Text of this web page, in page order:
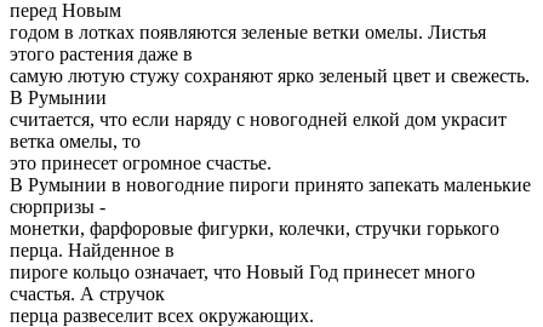
перед Новым
годом в лотках появляются зеленые ветки омелы. Листья
этого растения даже в
самую лютую стужу сохраняют ярко зеленый цвет и свежесть.
В Румынии
считается, что если наряду с новогодней елкой дом украсит
ветка омелы, то
это принесет огромное счастье.
В Румынии в новогодние пироги принято запекать маленькие
сюрпризы -
монетки, фарфоровые фигурки, колечки, стручки горького
перца. Найденное в
пироге кольцо означает, что Новый Год принесет много
счастья. А стручок
перца развеселит всех окружающих.